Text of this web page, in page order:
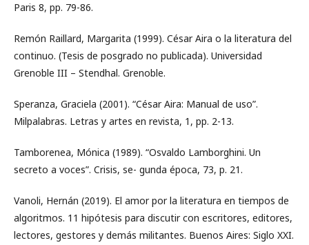
Paris 8, pp. 79-86.
Remón Raillard, Margarita (1999). César Aira o la literatura del
continuo. (Tesis de posgrado no publicada). Universidad
Grenoble III – Stendhal. Grenoble.
Speranza, Graciela (2001). “César Aira: Manual de uso”.
Milpalabras. Letras y artes en revista, 1, pp. 2-13.
Tamborenea, Mónica (1989). “Osvaldo Lamborghini. Un
secreto a voces”. Crisis, se- gunda época, 73, p. 21.
Vanoli, Hernán (2019). El amor por la literatura en tiempos de
algoritmos. 11 hipótesis para discutir con escritores, editores,
lectores, gestores y demás militantes. Buenos Aires: Siglo XXI.